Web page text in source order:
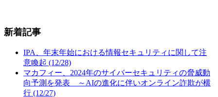
新着記事
IPA、年末年始における情報セキュリティに関して注
意喚起 (12/28)
マカフィー、2024年のサイバーセキュリティの脅威動
向予測を発表 ～AIの進化に伴いオンライン詐欺が横
行 (12/27)